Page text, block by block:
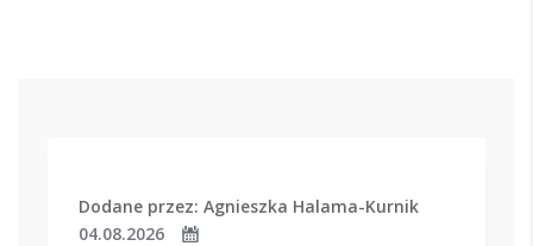
Dodane przez: Agnieszka Halama-Kurnik
04.08.2026